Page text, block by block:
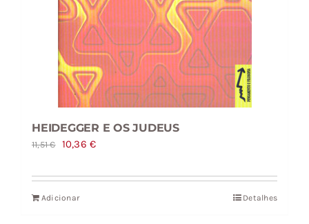
HEIDEGGER E OS JUDEUS
11,51€
O
original
era:
10,36€O
atual
Adicionar Detalhes